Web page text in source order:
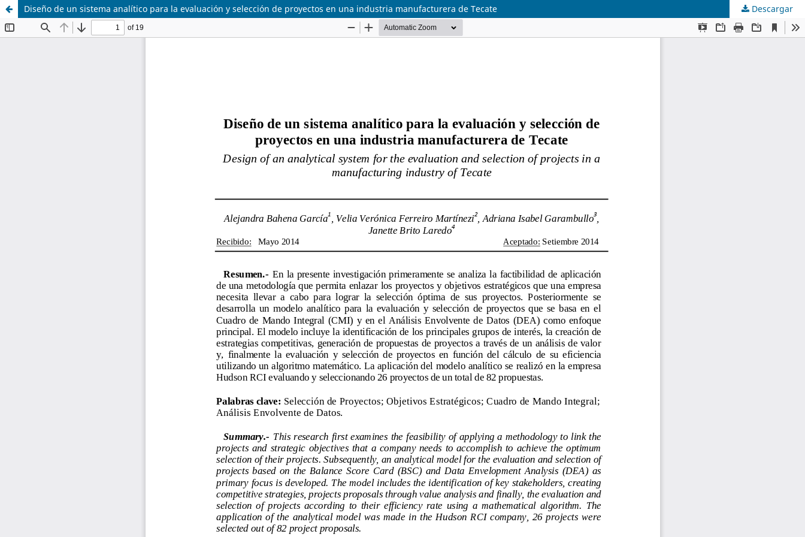
Diseño de un sistema analítico para la evaluación y selección de proyectos en una industria manufacturera de Tecate Descargar